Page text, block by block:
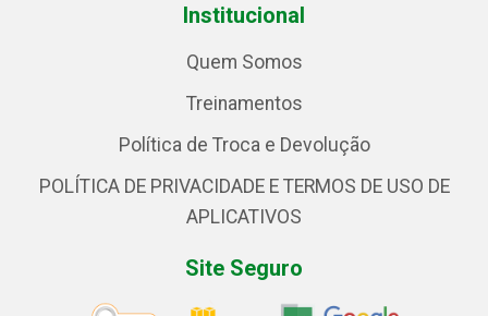
Institucional
Quem Somos
Treinamentos
Política de Troca e Devolução
POLÍTICA DE PRIVACIDADE E TERMOS DE USO DE
APLICATIVOS
Site Seguro